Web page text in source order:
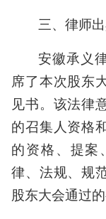
三、律师
安徽承义
席了本次股东
见书。该法律
的召集人资格
的资格、提案
律、法规、规
股东大会通过